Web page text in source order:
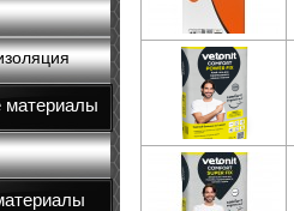
материалы